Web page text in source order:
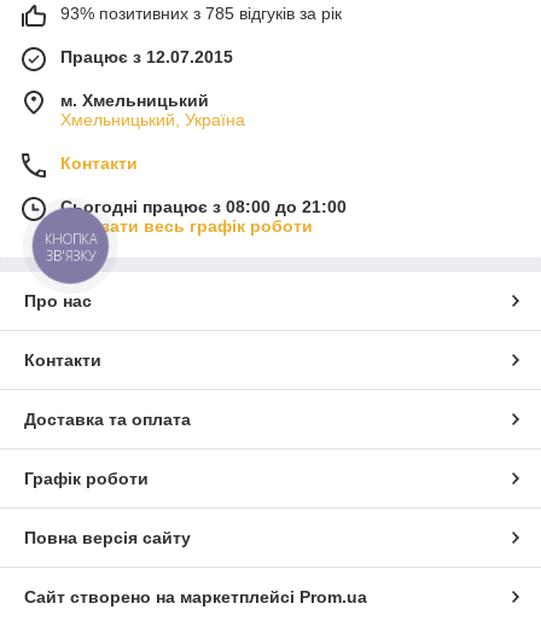
93% позитивних з 785 відгуків за рік
Працює з 12.07.2015
м. Хмельницький
Хмельницький, Україна
Контакти
Сьогодні працює з 08:00 до 21:00
Показати весь графік роботи
Про нас
Контакти
Доставка та оплата
Графік роботи
Повна версія сайту
Сайт створено на маркетплейсі Prom.ua
КНОПКА
ЗВ'ЯЗКУ